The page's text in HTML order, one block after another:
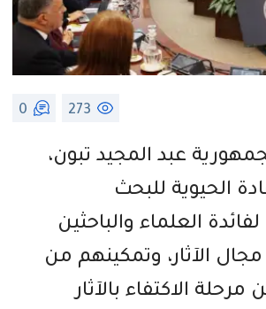
273
0
عبد المجيد تبون،
الحيوية للبحث
العلماء والباحثين
مجال الآثار، وتمكينهم من
مرحلة الاكتفاء بالآثار